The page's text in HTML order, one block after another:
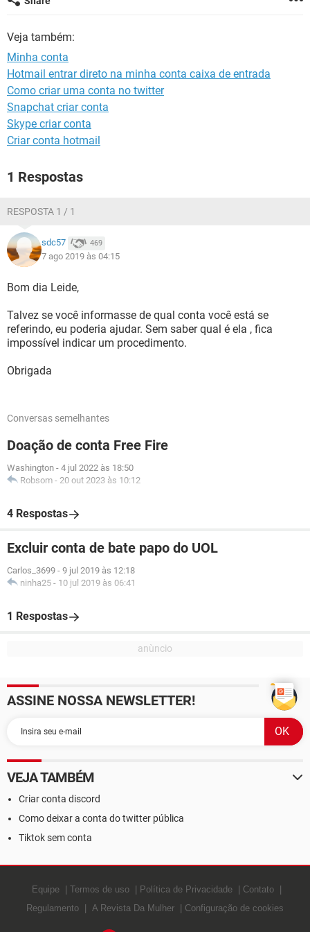
GUIA DE COMPRAS
Veja também:
Minha conta
Hotmail entrar direto na minha conta caixa de entrada
Como criar uma conta no twitter
Snapchat criar conta
Skype criar conta
Criar conta hotmail
1 Respostas
RESPOSTA 1 / 1
sdc57 469
7 ago 2019 às 04:15
Bom dia Leide,
Talvez se você informasse de qual conta você está se
referindo, eu poderia ajudar. Sem saber qual é ela , fica
impossível indicar um procedimento.
Obrigada
Conversas semelhantes
Doação de conta Free Fire
Washington - 4 jul 2022 às 18:50
Robsom - 20 out 2023 às 10:12
4 Respostas
Excluir conta de bate papo do UOL
Carlos_3699 - 9 jul 2019 às 12:18
ninha25 - 10 jul 2019 às 06:41
1 Respostas
ASSINE NOSSA NEWSLETTER!
VEJA TAMBÉM
Criar conta discord
Como deixar a conta do twitter pública
Tiktok sem conta
Equipe Termos de uso Política de Privacidade
Contato
Regulamento
A Revista Da Mulher Configuração de cookies